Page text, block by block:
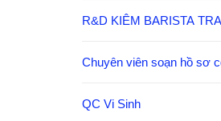
R&D KIÊM BARISTA
Chuyên viên soạn hồ sơ
QC Vi Sinh